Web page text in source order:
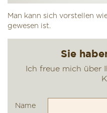
Man kann sich vorstellen
gewesen ist.
Name